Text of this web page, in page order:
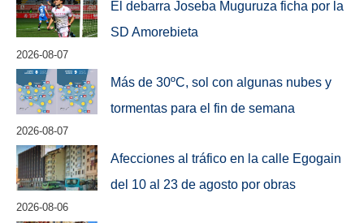
El debarra Joseba Muguruza ficha por la
SD Amorebieta
2026-08-07
Más de 30ºC, sol con algunas nubes y
tormentas para el fin de semana
2026-08-07
Afecciones al tráfico en la calle Egogain
del 10 al 23 de agosto por obras
2026-08-06